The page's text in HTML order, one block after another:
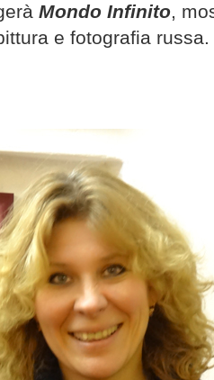
Mondo Infinito,
e fotografia